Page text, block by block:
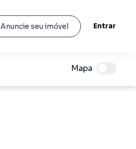
Anuncie seu imóvel Entrar
Mapa